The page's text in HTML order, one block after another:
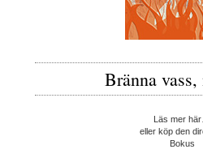
Bränna
Läs mer
eller köp den
Bokus